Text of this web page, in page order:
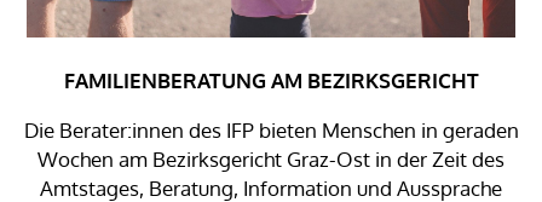
FAMILIENBERATUNG AM BEZIRKSGERICHT
Die Berater:innen des IFP bieten Menschen in geraden
Wochen am Bezirksgericht Graz-Ost in der Zeit des
Amtstages, Beratung, Information und Aussprache